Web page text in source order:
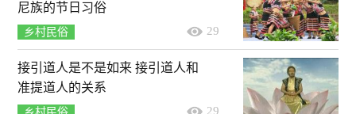
尼族的节日习俗
乡村民俗 29
接引道人是不是如来 接引道人和
准提道人的关系
29